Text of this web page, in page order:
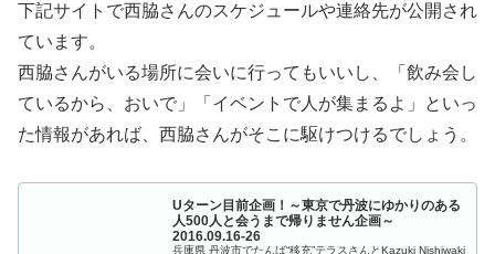
下記サイトで西脇さんのスケジュールや連絡先が公開され
ています。
西脇さんがいる場所に会いに行ってもいいし、「飲み会し
ているから、おいで」「イベントで人が集まるよ」といっ
た情報があれば、西脇さんがそこに駆けつけるでしょう。
Uターン目前企画！～東京で丹波にゆかりのある
人500人と会うまで帰りません企画～
2016.09.16-26
兵庫県 丹波市でたんば“移充”テラスさんとKazuki Nishiwaki